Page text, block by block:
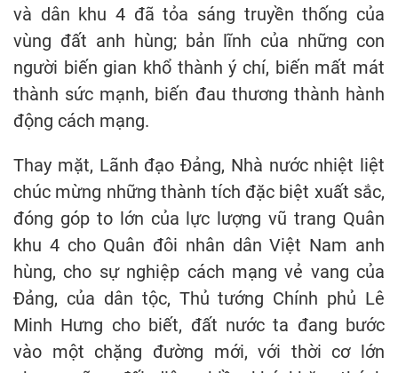
và dân khu 4 đã tỏa sáng truyền thống của
vùng đất anh hùng; bản lĩnh của những con
người biến gian khổ thành ý chí, biến mất mát
thành sức mạnh, biến đau thương thành hành
động cách mạng.
Thay mặt, Lãnh đạo Đảng, Nhà nước nhiệt liệt
chúc mừng những thành tích đặc biệt xuất sắc,
đóng góp to lớn của lực lượng vũ trang Quân
khu 4 cho Quân đôi nhân dân Việt Nam anh
hùng, cho sự nghiệp cách mạng vẻ vang của
Đảng, của dân tộc, Thủ tướng Chính phủ Lê
Minh Hưng cho biết, đất nước ta đang bước
vào một chặng đường mới, với thời cơ lớn